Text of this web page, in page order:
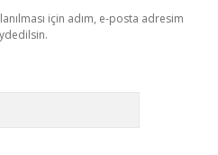
için adım, e-posta adresim